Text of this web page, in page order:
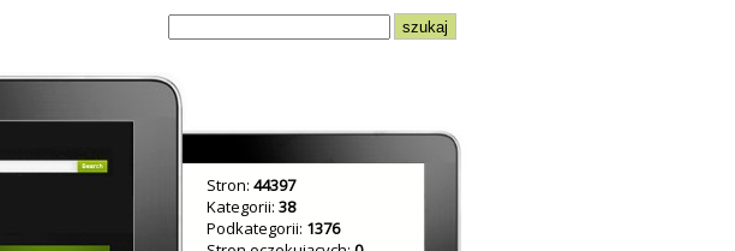
Stron: 44397
Kategorii: 38
Podkategorii: 1376